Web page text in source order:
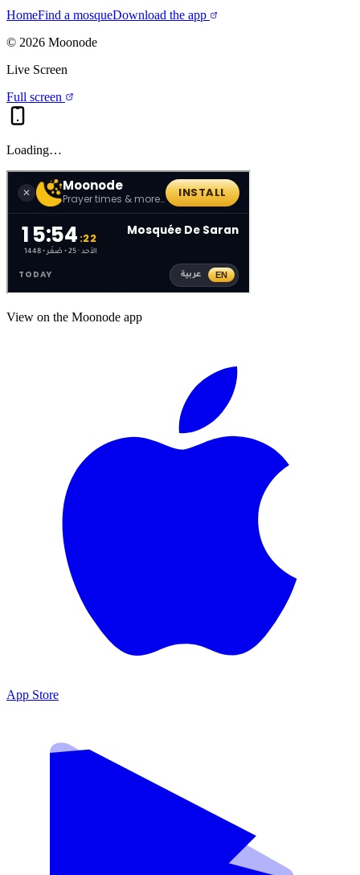
HomeFind a mosqueDownload the app
© 2026 Moonode
Live Screen
Full screen
Loading…
View on the Moonode app
App Store